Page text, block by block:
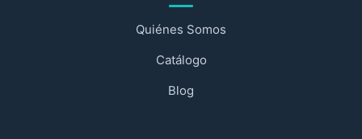
Quiénes Somos
Catálogo
Blog